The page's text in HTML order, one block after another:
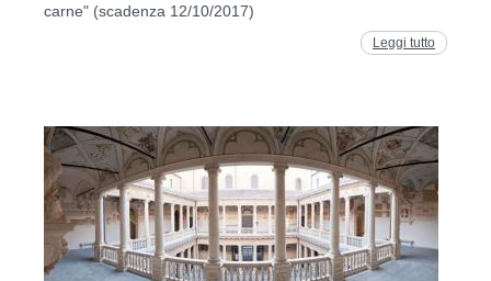
carne" (scadenza 12/10/2017)
Leggi tutto